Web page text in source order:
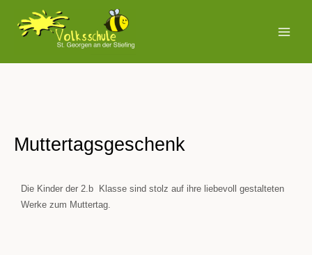
Inhalt
springen
Muttertagsgeschenk
Die Kinder der 2.b Klasse sind stolz auf ihre liebevoll gestalteten
Werke zum Muttertag.